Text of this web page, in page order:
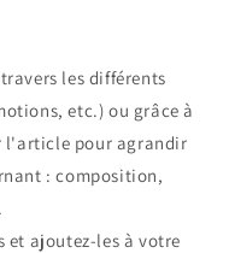
les différents
etc.) ou grâce à
l'article pour agrandir
: composition,
et ajoutez-les à votre